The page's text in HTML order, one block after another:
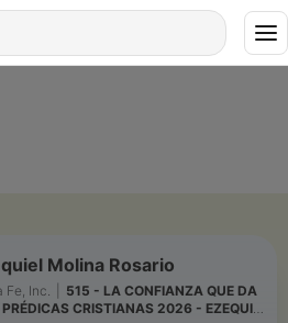
Molina Rosario
Inc.
515 - LA CONFIANZA QUE DA
CRISTIANAS 2026 - EZEQUIEL